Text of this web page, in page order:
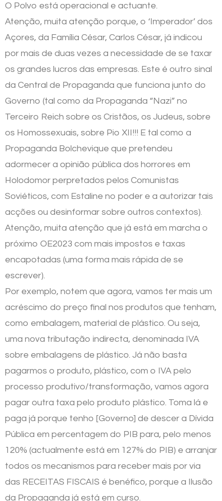
O Polvo está operacional e actuante.
Atenção, muita atenção porque, o ‘Imperador’ dos
Açores, da Família César, Carlos César, já indicou
por mais de duas vezes a necessidade de se taxar
os grandes lucros das empresas. Este é outro sinal
da Central de Propaganda que funciona junto do
Governo (tal como da Propaganda “Nazi” no
Terceiro Reich sobre os Cristãos, os Judeus, sobre
os Homossexuais, sobre Pio XII!!! E tal como a
Propaganda Bolchevique que pretendeu
adormecer a opinião pública dos horrores em
Holodomor perpretados pelos Comunistas
Soviéticos, com Estaline no poder e a autorizar tais
acções ou desinformar sobre outros contextos).
Atenção, muita atenção que já está em marcha o
próximo OE2023 com mais impostos e taxas
encapotadas (uma forma mais rápida de se
escrever).
Por exemplo, notem que agora, vamos ter mais um
acréscimo do preço final nos produtos que tenham,
como embalagem, material de plástico. Ou seja,
uma nova tributação indirecta, denominada IVA
sobre embalagens de plástico. Já não basta
pagarmos o produto, plástico, com o IVA pelo
processo produtivo/transformação, vamos agora
pagar outra taxa pelo produto plástico. Toma lá e
paga já porque tenho [Governo] de descer a Dívida
Pública em percentagem do PIB para, pelo menos
120% (actualmente está em 127% do PIB) e arranjar
todos os mecanismos para receber mais por via
das RECEITAS FISCAIS é benéfico, porque a Ilusão
da Propaganda já está em curso.